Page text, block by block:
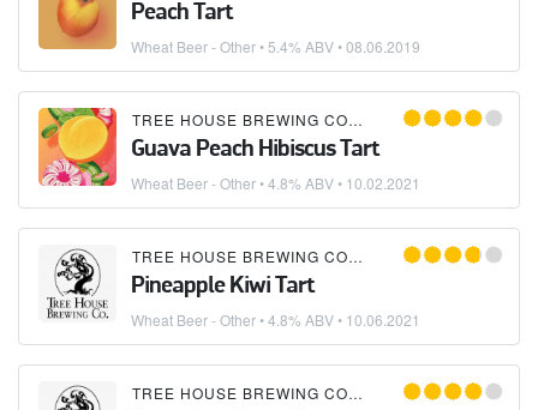
Peach Tart
Wheat Beer - Other• 5.4% ABV •08.06.2019
TREE HOUSE BREWING COMPANY
Guava Peach Hibiscus Tart
Wheat Beer - Other• 4.8% ABV • 10.02.2021
TREE HOUSE BREWING COMPANY
Pineapple Kiwi Tart
Wheat Beer - Other• 4.8% ABV • 10.06.2021
TREE HOUSE BREWING COMPANY